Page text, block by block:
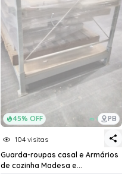
45% OFF PB
104 visitas
Guarda-roupas casal e Armários
de cozinha Madesa e...